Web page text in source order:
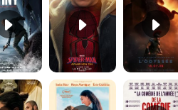
Le Triangle d'or Bande-annonce VF De la Comédie-Française Teaser VF